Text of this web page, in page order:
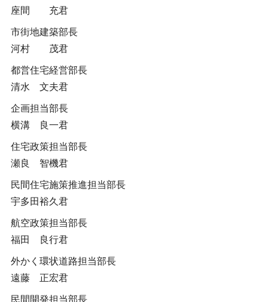
座間 充君
市街地建築部長
河村 茂君
都営住宅経営部長
清水 文夫君
企画担当部長
横溝 良一君
住宅政策担当部長
瀬良 智機君
民間住宅施策推進担当部長
宇多田裕久君
航空政策担当部長
福田 良行君
外かく環状道路担当部長
遠藤 正宏君
民間開発担当部長